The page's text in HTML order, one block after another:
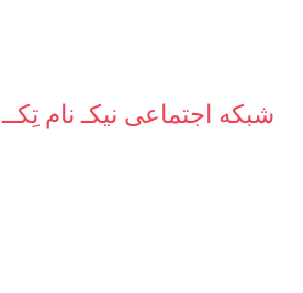
شبکه‌ اجتماعی نیکـ نام تِکــ